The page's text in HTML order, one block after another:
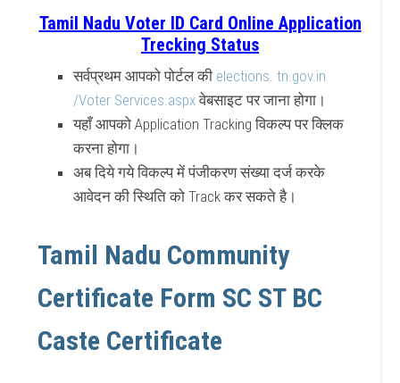
Tamil Nadu Voter ID Card Online Application
Trecking Status
सर्वप्रथम आपको पोर्टल की elections. tn.gov.in
/Voter Services.aspxवेबसाइट पर जाना होगा।
यहाँ आपको Application Tracking विकल्प पर क्लिक
करना होगा।
अब दिये गये विकल्प में पंजीकरण संख्या दर्ज करके
आवेदन की स्थिति को Track कर सकते है।
Tamil Nadu Community
Certificate Form SC ST BC
Caste Certificate